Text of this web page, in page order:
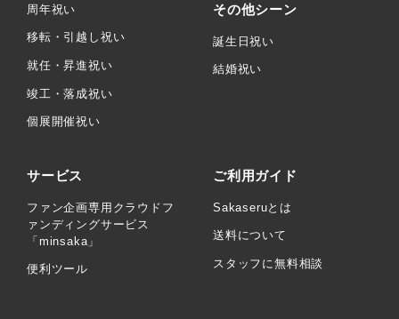
周年祝い
移転・引越し祝い
就任・昇進祝い
竣工・落成祝い
個展開催祝い
その他シーン
誕生日祝い
結婚祝い
サービス
ファン企画専用クラウドフ
ァンディングサービス
「minsaka」
便利ツール
ご利用ガイド
Sakaseruとは
送料について
スタッフに無料相談